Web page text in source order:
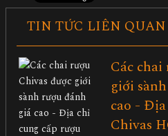
TIN TỨC LIÊN QUAN
Các
giới
cao -
Chivas